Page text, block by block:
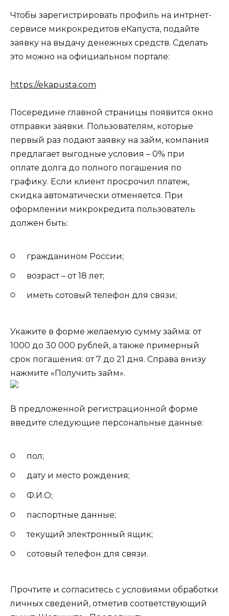
Чтобы зарегистрировать профиль на интрнет-
сервисе микрокредитов еКапуста, подайте
заявку на выдачу денежных средств. Сделать
это можно на официальном портале:
https://ekapusta.com
Посередине главной страницы появится окно
отправки заявки. Пользователям, которые
первый раз подают заявку на займ, компания
предлагает выгодные условия – 0% при
оплате долга до полного погашения по
графику. Если клиент просрочил платеж,
скидка автоматически отменяется. При
оформлении микрокредита пользователь
должен быть:
гражданином России;
возраст – от 18 лет;
иметь сотовый телефон для связи;
Укажите в форме желаемую сумму займа: от
1000 до 30 000 рублей, а также примерный
срок погашения: от 7 до 21 дня. Справа внизу
нажмите «Получить займ».
В предложенной регистрационной форме
введите следующие персональные данные:
пол;
дату и место рождения;
Ф.И.О;
паспортные данные;
текущий электронный ящик;
сотовый телефон для связи.
Прочтите и согласитесь с условиями обработки
личных сведений, отметив соответствующий